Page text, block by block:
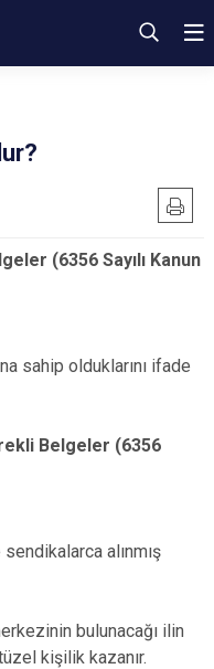
(6356 Sayılı Kanun
sahip olduklarını ifade
Belgeler (6356
alınmış
bulunacağı ilin
kişilik kazanır.